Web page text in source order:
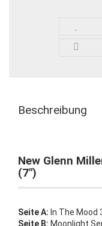
Beschreibung
New Glenn
(7")
Seite A: In The Mood
Seite B: Moonlight